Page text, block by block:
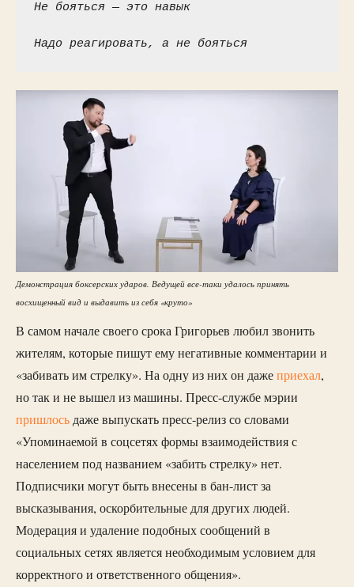
Не бояться — это навык
Надо реагировать, а не бояться
Демонстрация боксерских ударов. Ведущей все-таки удалось принять
восхищенный вид и выдавить из себя «круто»
В самом начале своего срока Григорьев любил звонить
жителям, которые пишут ему негативные комментарии и
«забивать им стрелку». На одну из них он дажеприехал,
но так и не вышел из машины. Пресс-службе мэрии
пришлосьдаже выпускать пресс-релиз со словами
«Упоминаемой в соцсетях формы взаимодействия с
населением под названием «забить стрелку» нет.
Подписчики могут быть внесены в бан-лист за
высказывания, оскорбительные для других людей.
Модерация и удаление подобных сообщений в
социальных сетях является необходимым условием для
корректного и ответственного общения».